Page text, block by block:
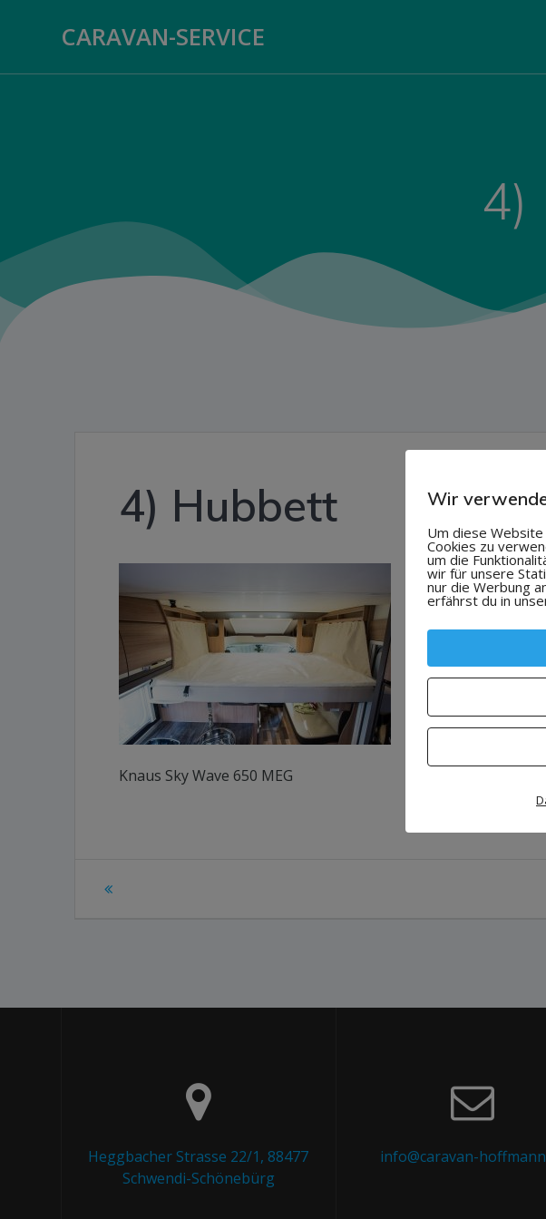
CARAVAN-SERVICE
4)
4) Hubbett
Knaus Sky Wave 650 MEG
Beitragsnavigation
Heggbacher Strasse 22/1, 88477
Schwendi-Schönebürg
info@caravan-
Wir
Um diese
Cookies zu
um die
wir für unsere
nur die Werbung
erfährst du in